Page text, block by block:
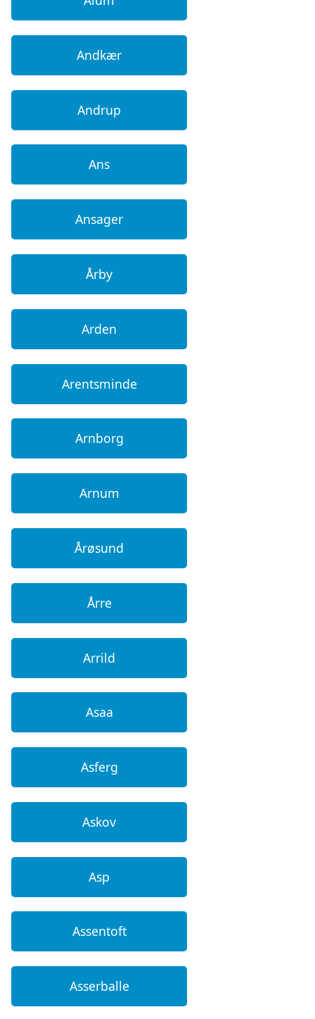
Andkær
Andrup
Ans
Ansager
Årby
Arden
Arentsminde
Arnborg
Arnum
Årøsund
Årre
Arrild
Asaa
Asferg
Askov
Asp
Assentoft
Asserballe